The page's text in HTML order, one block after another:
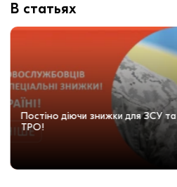
В статьях
Постіно діючи знижки для ЗСУ та
ТРО!